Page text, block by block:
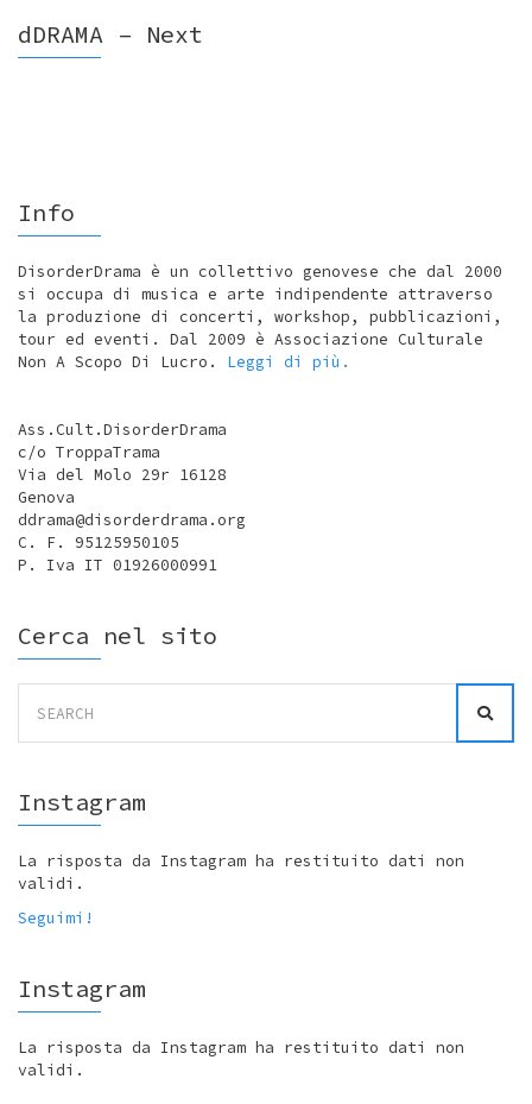
dDRAMA – Next
Info
DisorderDrama è un collettivo genovese che dal 2000
si occupa di musica e arte indipendente attraverso
la produzione di concerti, workshop, pubblicazioni,
tour ed eventi. Dal 2009 è Associazione Culturale
Non A Scopo Di Lucro. Leggi di più.
Ass.Cult.DisorderDrama
c/o TroppaTrama
Via del Molo 29r 16128
Genova
ddrama@disorderdrama.org
C. F. 95125950105
P. Iva IT 01926000991
Cerca nel sito
for:
Instagram
La risposta da Instagram ha restituito dati non
validi.
Seguimi!
Instagram
La risposta da Instagram ha restituito dati non
validi.